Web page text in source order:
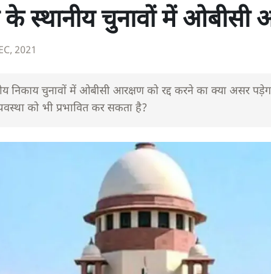
के स्थानीय चुनावों में ओबीसी
2021
निकाय चुनावों में ओबीसी आरक्षण को रद्द करने का क्या असर
को भी प्रभावित कर सकता है?